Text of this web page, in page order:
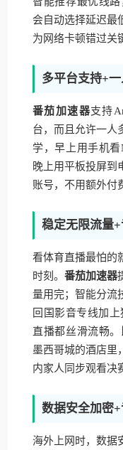
会自动选择延迟最
为网络卡顿错过关
多平台支持+
番茄加速器支持
台，而且允许一人
学，早上用手机
晚上用平板投屏到
账号，不用额外付
稳定无限流量
看体育直播最怕的
时刻。番茄加速器
量用完；智能分流
回国影音专线加
直播都丝滑流畅
墨西哥城的酒店里
内家人同步观看决
数据安全加密
海外上网时，数据